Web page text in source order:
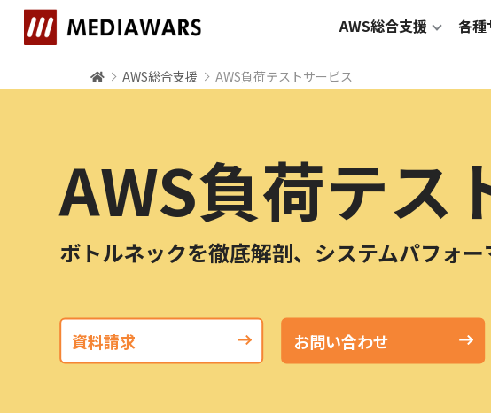
AWS総合支援 各種
AWS総合支援 AWS負荷テストサービス
AWS負荷テス
ボトルネックを徹底解剖、システムパフォ
資料請求 お問い合わせ